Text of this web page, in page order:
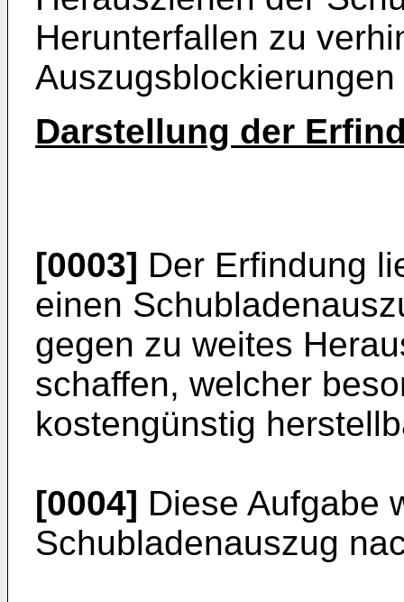
Herunterfallen zu
Darstellung der
[0003] Der Erfindung
einen
gegen zu weites
schaffen, welcher
kostengünstig
[0004] Diese Aufgabe
Schubladenauszug